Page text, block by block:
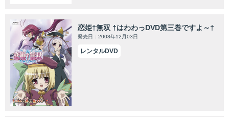
恋姫†無双 †はわわっDVD第三巻ですよ～†
発売日：2008年12月03日
レンタルDVD